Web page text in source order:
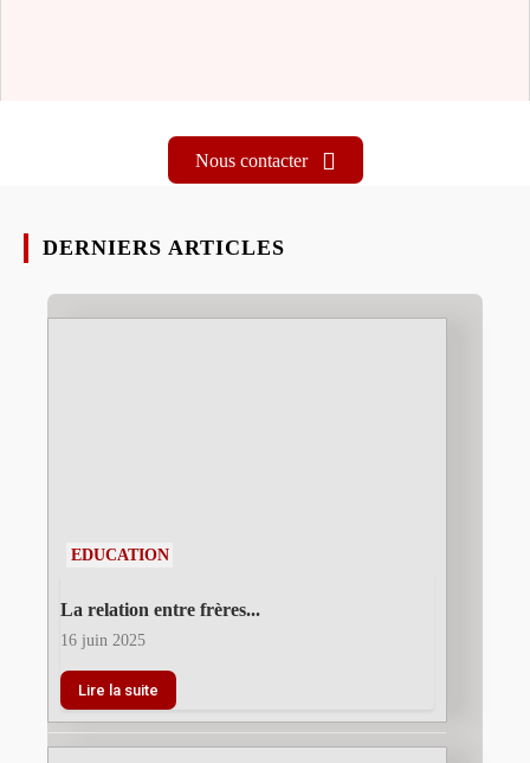
Nous contacter
DERNIERS ARTICLES
EDUCATION
La relation entre frères...
16 juin 2025
Lire la suite